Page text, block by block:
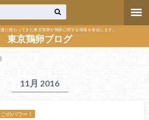
に携わってきた東京鶏卵が鶏卵に関する情報を発信します。
東京鶏卵ブログ
11月 2016
のパワー！